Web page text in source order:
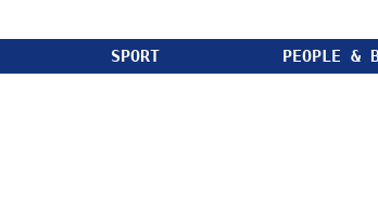
SPORT PEOPLE &